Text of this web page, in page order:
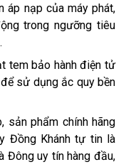
áp nạp của máy phát,
trong ngưỡng tiêu
tem bảo hành điện tử
sử dụng ắc quy bền
sản phẩm chính hãng
Đồng Khánh tự tin là
Đông uy tín hàng đầu,